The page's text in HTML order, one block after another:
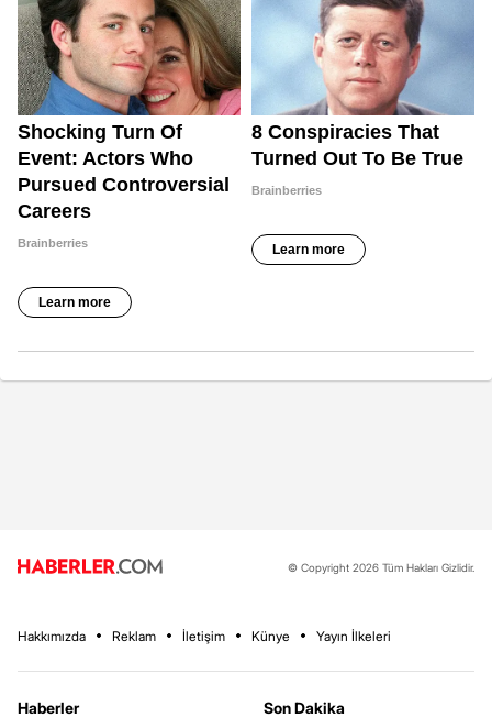
© Copyright 2026 Tüm Hakları Gizlidir.
Hakkımızda Reklam İletişim Künye Yayın İlkeleri
Haberler
Son Dakika